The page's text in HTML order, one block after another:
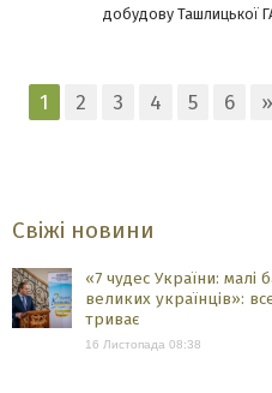
добудову Ташлицької
1 2 3 4 5 6 »
Свіжі новини
«7 чудес України: малі
великих українців»:
триває
16 Листопада 08:38